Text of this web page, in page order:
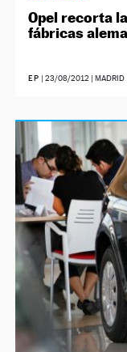
Opel recorta
fábricas
EP | 23/08/2012 | MADRID